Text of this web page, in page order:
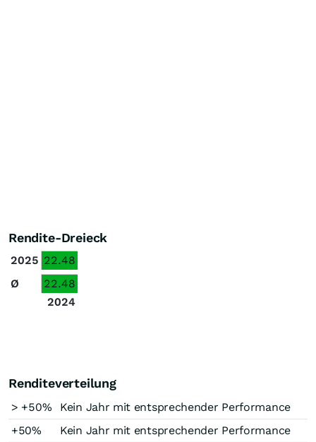
Rendite-Dreieck
2025 22.48
Ø
22.48
2024
Renditeverteilung
> +50%
Kein Jahr mit entsprechender Performance
+50%
Kein Jahr mit entsprechender Performance